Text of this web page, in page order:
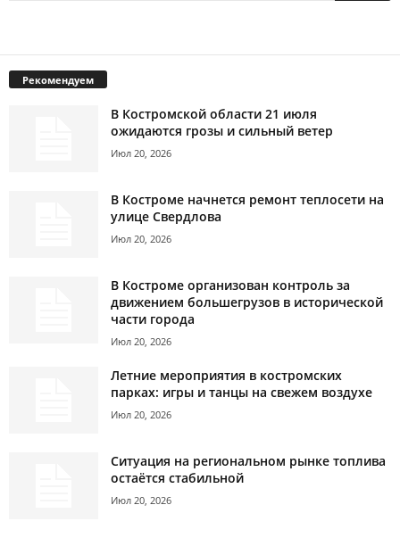
Рекомендуем
В Костромской области 21 июля
ожидаются грозы и сильный ветер
Июл 20, 2026
В Костроме начнется ремонт теплосети на
улице Свердлова
Июл 20, 2026
В Костроме организован контроль за
движением большегрузов в исторической
части города
Июл 20, 2026
Летние мероприятия в костромских
парках: игры и танцы на свежем воздухе
Июл 20, 2026
Ситуация на региональном рынке топлива
остаётся стабильной
Июл 20, 2026